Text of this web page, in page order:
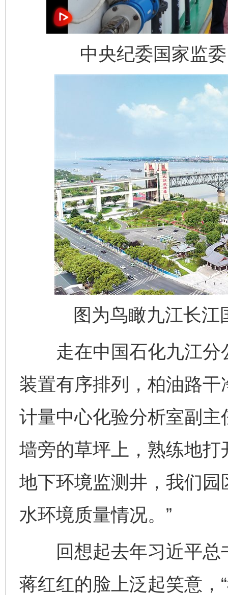
中央纪委国家监
图为鸟瞰九江长
走在中国石化九江分
装置有序排列，柏油路
计量中心化验分析室副
墙旁的草坪上，熟练地打
地下环境监测井，我们
水环境质量情况。”
回想起去年习近平总
蒋红红的脸上泛起笑意，